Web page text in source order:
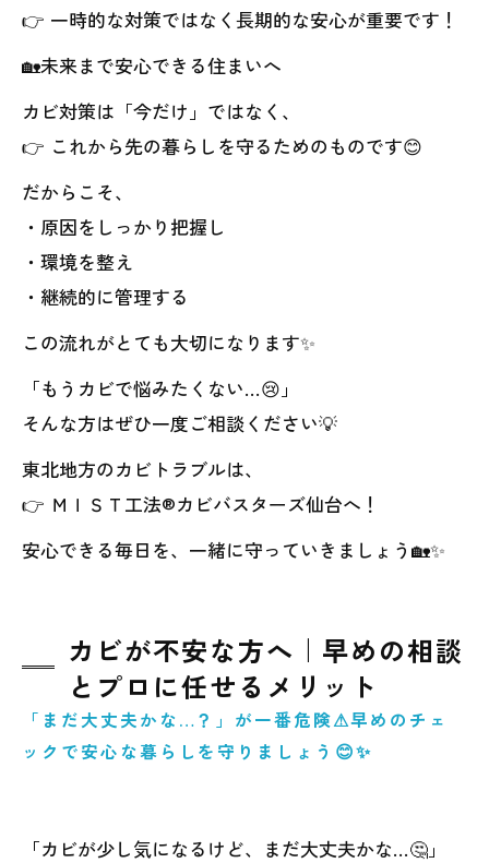
👉 一時的な対策ではなく長期的な安心が重要です！
🏡未来まで安心できる住まいへ
カビ対策は「今だけ」ではなく、
👉 これから先の暮らしを守るためのものです😊
だからこそ、
・原因をしっかり把握し
・環境を整え
・継続的に管理する
この流れがとても大切になります✨
「もうカビで悩みたくない…😢」
そんな方はぜひ一度ご相談ください💡
東北地方のカビトラブルは、
👉 ＭＩＳＴ工法®カビバスターズ仙台へ！
安心できる毎日を、一緒に守っていきましょう🏡✨
カビが不安な方へ｜早めの相談
とプロに任せるメリット
「まだ大丈夫かな…？」が一番危険⚠早めのチェ
ックで安心な暮らしを守りましょう😊✨
「カビが少し気になるけど、まだ大丈夫かな…🤔」